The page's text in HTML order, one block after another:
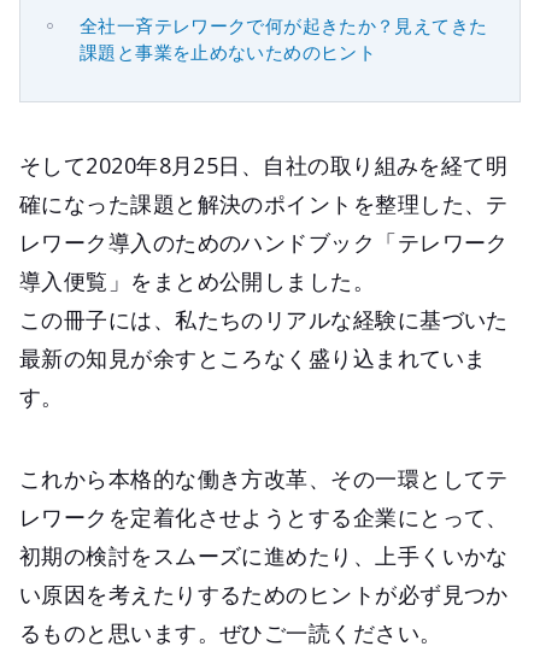
全社一斉テレワークで何が起きたか？見えてきた
課題と事業を止めないためのヒント
そして2020年8月25日、自社の取り組みを経て明
確になった課題と解決のポイントを整理した、テ
レワーク導入のためのハンドブック「テレワーク
導入便覧」をまとめ公開しました。
この冊子には、私たちのリアルな経験に基づいた
最新の知見が余すところなく盛り込まれていま
す。
これから本格的な働き方改革、その一環としてテ
レワークを定着化させようとする企業にとって、
初期の検討をスムーズに進めたり、上手くいかな
い原因を考えたりするためのヒントが必ず見つか
るものと思います。ぜひご一読ください。